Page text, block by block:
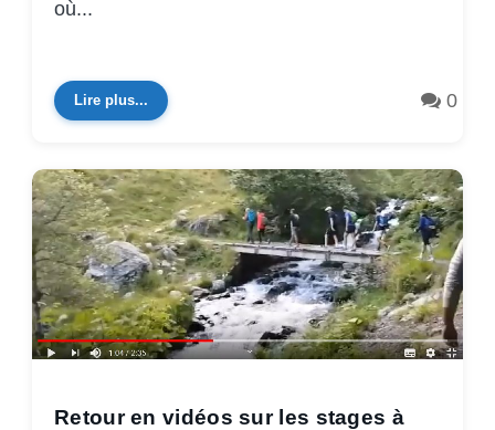
où...
Lire plus... 0
Retour en vidéos sur les stages à